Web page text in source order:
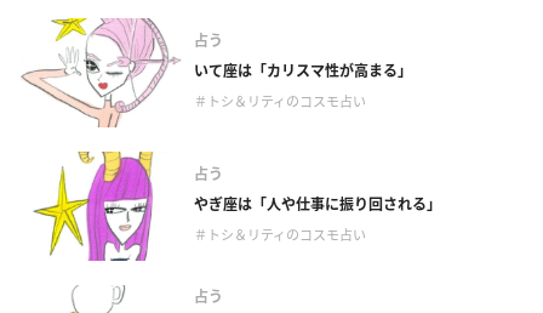
占う
いて座は「カリスマ性が高まる」
＃トシ＆リティのコスモ占い
占う
やぎ座は「人や仕事に振り回される」
＃トシ＆リティのコスモ占い
占う